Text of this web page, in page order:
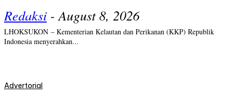
Redaksi - August 8, 2026
LHOKSUKON – Kementerian Kelautan dan Perikanan (KKP) Republik
Indonesia menyerahkan...
Advertorial